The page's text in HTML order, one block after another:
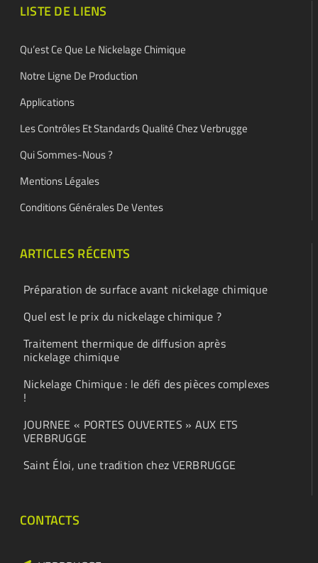
LISTE DE LIENS
Qu’est Ce Que Le Nickelage Chimique
Notre Ligne De Production
Applications
Les Contrôles Et Standards Qualité Chez Verbrugge
Qui Sommes-Nous ?
Mentions Légales
Conditions Générales De Ventes
ARTICLES RÉCENTS
Préparation de surface avant nickelage chimique
Quel est le prix du nickelage chimique ?
Traitement thermique de diffusion après
nickelage chimique
Nickelage Chimique : le défi des pièces complexes
!
JOURNEE « PORTES OUVERTES » AUX ETS
VERBRUGGE
Saint Éloi, une tradition chez VERBRUGGE
CONTACTS